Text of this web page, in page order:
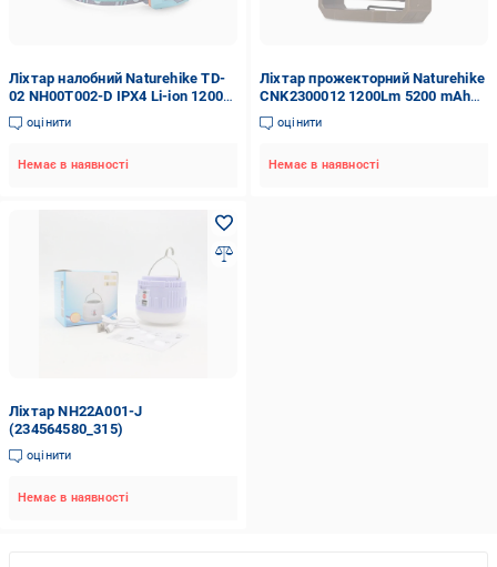
Ліхтар налобний Naturehike TD-
02 NH00T002-D IPX4 Li-ion 1200
mAh Grey/Blue (6927595741740)
оцінити
Немає в наявності
Ліхтар прожекторний Naturehike
CNK2300012 1200Lm 5200 mAh
9,3x10x4,3 см Brown
(6976507665421)
оцінити
Немає в наявності
Ліхтар NH22A001-J
(234564580_315)
оцінити
Немає в наявності